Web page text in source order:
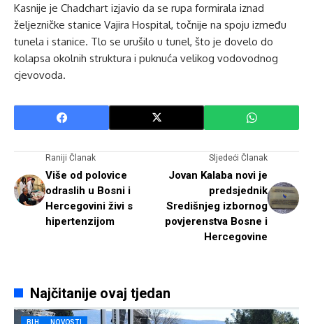
Kasnije je Chadchart izjavio da se rupa formirala iznad
željezničke stanice Vajira Hospital, točnije na spoju između
tunela i stanice. Tlo se urušilo u tunel, što je dovelo do
kolapsa okolnih struktura i puknuća velikog vodovodnog
cjevovoda.
Raniji Članak
Više od polovice
odraslih u Bosni i
Hercegovini živi s
hipertenzijom
Sljedeći Članak
Jovan Kalaba novi je
predsjednik
Središnjeg izbornog
povjerenstva Bosne i
Hercegovine
Najčitanije ovaj tjedan
BIH NOVOSTI